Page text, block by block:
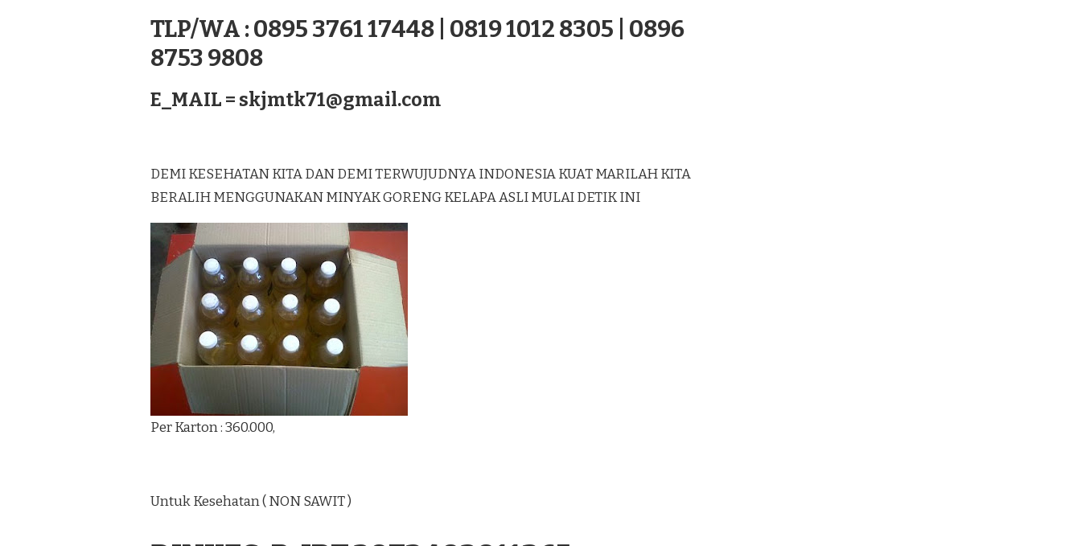
TLP/WA : 0895 3761 17448 | 0819 1012 8305 | 0896
8753 9808
E_MAIL = skjmtk71@gmail.com
DEMI KESEHATAN KITA DAN DEMI TERWUJUDNYA INDONESIA KUAT MARILAH KITA
BERALIH MENGGUNAKAN MINYAK GORENG KELAPA ASLI MULAI DETIK INI
Per Karton : 360.000,
Untuk Kesehatan ( NON SAWIT )